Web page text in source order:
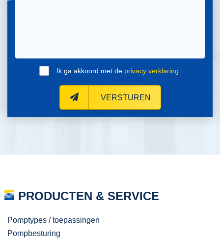
Ik ga akkoord met de privacy verklaring
VERSTUREN
PRODUCTEN & SERVICE
Pomptypes / toepassingen
Pompbesturing